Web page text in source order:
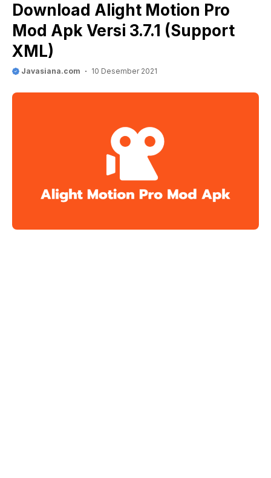
Download Alight Motion Pro
Mod Apk Versi 3.7.1 (Support
XML)
Javasiana.com 10 Desember 2021